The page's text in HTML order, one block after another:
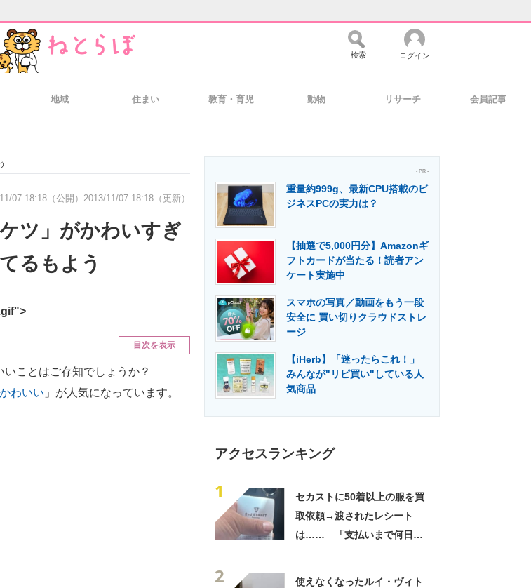
経営リーダーのコミュニティ マーケ×ITの今がよく分かる
IT製品の技術・比較・事例 製造業のIT導入・活用を支援
エネルギーの専門メディア 建設×テクノロジーの最前線
検索 ログイン
地域 住まい 教育・育児 動物 リサーチ 会員記事
07 18:18（公開） 2013/11/07 18:18（更新）
ツ」がかわいすぎ
るもよう
目次を表示
いことはご存知でしょうか？
わいい 」が人気になっています。
- PR -
重量約999g、最新CPU搭載のビ
ジネスPCの実力は？
【抽選で5,000円分】Amazonギ
フトカードが当たる！読者アン
ケート実施中
スマホの写真／動画をもう一段
安全に 買い切りクラウドストレ
ージ
【iHerb】「迷ったらこれ！」
みんなが"リピ買い"している人
気商品
アクセスランキング
1
セカストに50着以上の服を買
取依頼→渡されたレシート
は…… 「支払いまで何日か
2
使えなくなったルイ・ヴィト